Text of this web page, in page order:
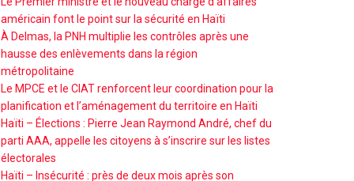
américain font le point sur la sécurité en Haïti
À Delmas, la PNH multiplie les contrôles après une
hausse des enlèvements dans la région
métropolitaine
Le MPCE et le CIAT renforcent leur coordination pour la
planification et l’aménagement du territoire en Haïti
Haïti – Élections : Pierre Jean Raymond André, chef du
parti AAA, appelle les citoyens à s’inscrire sur les listes
électorales
Haïti – Insécurité : près de deux mois après son